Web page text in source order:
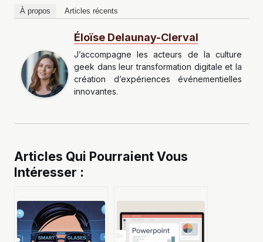
À propos Articles récents
Éloïse Delaunay-Clerval
J’accompagne les acteurs de la culture
geek dans leur transformation digitale et la
création d’expériences événementielles
innovantes.
Articles Qui Pourraient Vous
Intéresser :